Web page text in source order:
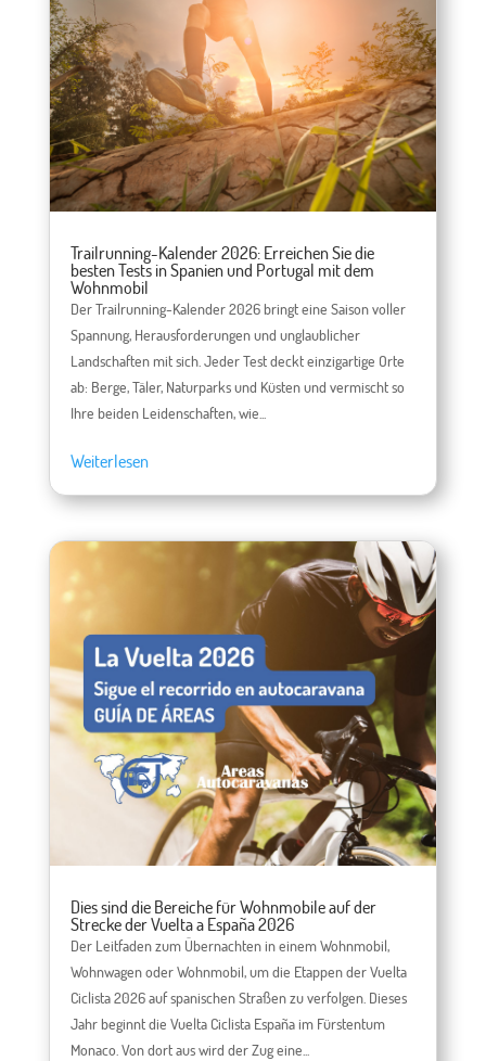
Trailrunning-Kalender 2026: Erreichen Sie die
besten Tests in Spanien und Portugal mit dem
Wohnmobil
Der Trailrunning-Kalender 2026 bringt eine Saison voller
Spannung, Herausforderungen und unglaublicher
Landschaften mit sich. Jeder Test deckt einzigartige Orte
ab: Berge, Täler, Naturparks und Küsten und vermischt so
Ihre beiden Leidenschaften, wie...
Weiterlesen
Dies sind die Bereiche für Wohnmobile auf der
Strecke der Vuelta a España 2026
Der Leitfaden zum Übernachten in einem Wohnmobil,
Wohnwagen oder Wohnmobil, um die Etappen der Vuelta
Ciclista 2026 auf spanischen Straßen zu verfolgen. Dieses
Jahr beginnt die Vuelta Ciclista España im Fürstentum
Monaco. Von dort aus wird der Zug eine...